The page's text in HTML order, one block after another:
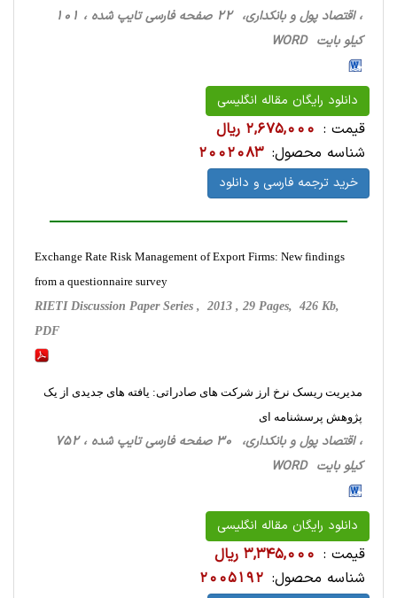
، اقتصاد پول و بانکداری، 22 صفحه فارسی تایپ شده ، 101
کیلو بایت WORD
دانلود رایگان مقاله انگلیسی
قیمت : 2,675,000 ریال
شناسه محصول: 2002083
خرید ترجمه فارسی و دانلود
Exchange Rate Risk Management of Export Firms: New findings
from a questionnaire survey
RIETI Discussion Paper Series , 2013 , 29 Pages, 426 Kb,
PDF
مدیریت ریسک نرخ ارز شرکت های صادراتی: یافته های جدیدی از یک
پژوهش پرسشنامه ای
، اقتصاد پول و بانکداری، 30 صفحه فارسی تایپ شده ، 752
کیلو بایت WORD
دانلود رایگان مقاله انگلیسی
قیمت : 3,345,000 ریال
شناسه محصول: 2005192